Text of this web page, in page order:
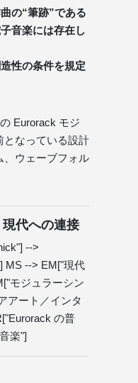
の“筆跡”である
音楽には存在し
性の条件を規定
Eurorack モジ
となっている設計
、ウェーブフォル
代への連接
-->
MS --> EM["現代
モジュラーシン
アート／インタ
の普
楽"]